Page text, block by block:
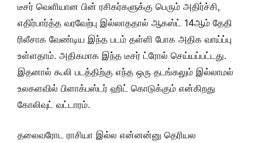
டீசர் வெளியான பின் ரசிகர்களுக்கு பெரும் அதிர்ச்சி,
எதிர்பார்த்த வரவேற்பு இல்லாததால் ஆகஸ்ட் 14ஆம் தேதி
ரிலீசாக வேண்டிய இந்த படம் தள்ளி போக அதிக வாய்ப்பு
உள்ளதாம். அதிகமாக இந்த டீசர் ட்ரோல் செய்யப்பட்டது.
இதனால் கூலி படத்திற்கு எந்த ஒரு தடங்கலும் இல்லாமல்
உலகளவில் பிளாக்பஸ்டர் ஹிட் கொடுக்கும் என்கிறது
கோலிவுட் வட்டாரம்.
தலைவரோட ராசியா இல்ல என்னன்னு தெரியல